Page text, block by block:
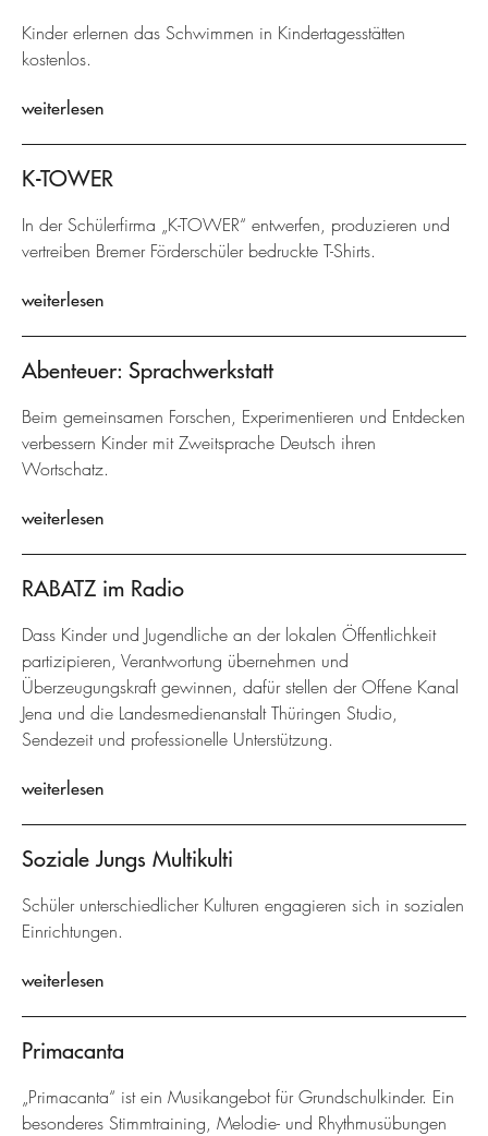
Kinder erlernen das Schwimmen in Kindertagesstätten
kostenlos.
weiterlesen
K-TOWER
In der Schülerfirma „K-TOWER“ entwerfen, produzieren und
vertreiben Bremer Förderschüler bedruckte T-Shirts.
weiterlesen
Abenteuer: Sprachwerkstatt
Beim gemeinsamen Forschen, Experimentieren und Entdecken
verbessern Kinder mit Zweitsprache Deutsch ihren
Wortschatz.
weiterlesen
RABATZ im Radio
Dass Kinder und Jugendliche an der lokalen Öffentlichkeit
partizipieren, Verantwortung übernehmen und
Überzeugungskraft gewinnen, dafür stellen der Offene Kanal
Jena und die Landesmedienanstalt Thüringen Studio,
Sendezeit und professionelle Unterstützung.
weiterlesen
Soziale Jungs Multikulti
Schüler unterschiedlicher Kulturen engagieren sich in sozialen
Einrichtungen.
weiterlesen
Primacanta
„Primacanta“ ist ein Musikangebot für Grundschulkinder. Ein
besonderes Stimmtraining, Melodie- und Rhythmusübungen